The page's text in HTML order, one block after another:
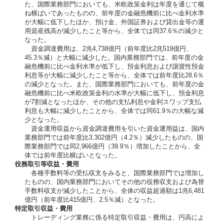
た、国際業務部門においても、米欧政策金利は年度を通じて概
ね横ばいであったものの、前年度の金融危機前に比べ金利水準
が大幅に低下したほか、預け金、外国証券および貸出金等の運
用資産残高が減少したこと等から、全体では同37.6％の減少と
なった。
資金調達費用は、2兆4,738億円（前年度比2兆519億円、
45.3％減）と大幅に減少した。国内業務部門では、前年度の金
融危機前に比べ金利水準が低下し、預金利息および譲渡性預金
利息等が大幅に減少したこと等から、全体では前年度比28.6％
の減少となった。また、国際業務部門においても、前年度の金
融危機前に比べ米欧政策金利の水準が大幅に低下し、預金利息
が7割減となったほか、その他の支払利息や金利スワップ支払
利息も大幅に減少したことから、全体では同61.9％の大幅な減
少となった。
資金運用収益から資金調達費用を引いた資金運用益は、国内
業務部門では前年度比3,302億円（4.2％）減少したものの、国
際業務部門では同2,966億円（39.9％）増加したことから、全
体では前年度比横ばいとなった。
役務取引等収益・費用
各種手数料等の受払収支をみると、国際業務部門では増加し
たものの、国内業務部門においてその他の役務収支および為替
手数料収支が減少したことから、全体の収益超過額は1兆6,481
億円（前年度比415億円、2.5％減）となった。
特定取引収益・費用
トレーディング業務に係る特定取引収益・費用は、円高によ